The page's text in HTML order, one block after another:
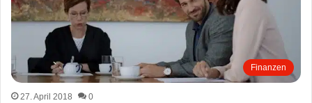
Finanzen
27. April 2018 0